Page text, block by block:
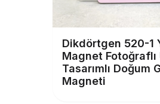
Dikdörtgen 520-1
Magnet Fotoğraflı
Tasarımlı Doğum
Magneti